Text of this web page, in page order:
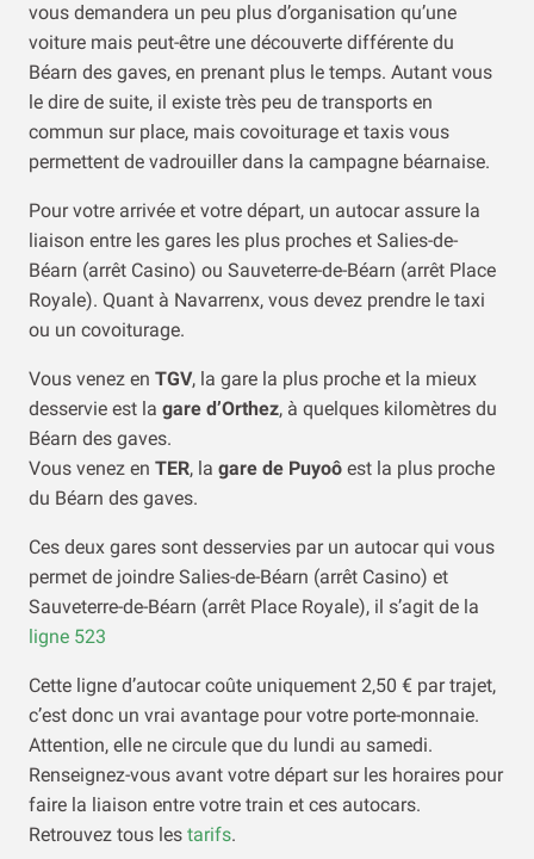
vous demandera un peu plus d’organisation qu’une
voiture mais peut-être une découverte différente du
Béarn des gaves, en prenant plus le temps. Autant vous
le dire de suite, il existe très peu de transports en
commun sur place, mais covoiturage et taxis vous
permettent de vadrouiller dans la campagne béarnaise.
Pour votre arrivée et votre départ, un autocar assure la
liaison entre les gares les plus proches et Salies-de-
Béarn (arrêt Casino) ou Sauveterre-de-Béarn (arrêt Place
Royale). Quant à Navarrenx, vous devez prendre le taxi
ou un covoiturage.
Vous venez en TGV, la gare la plus proche et la mieux
desservie est la gare d’Orthez, à quelques kilomètres du
Béarn des gaves.
Vous venez en TER, la gare de Puyoô est la plus proche
du Béarn des gaves.
Ces deux gares sont desservies par un autocar qui vous
permet de joindre Salies-de-Béarn (arrêt Casino) et
Sauveterre-de-Béarn (arrêt Place Royale), il s’agit de la
ligne 523
Cette ligne d’autocar coûte uniquement 2,50 € par trajet,
c’est donc un vrai avantage pour votre porte-monnaie.
Attention, elle ne circule que du lundi au samedi.
Renseignez-vous avant votre départ sur les horaires pour
faire la liaison entre votre train et ces autocars.
Retrouvez tous les tarifs.